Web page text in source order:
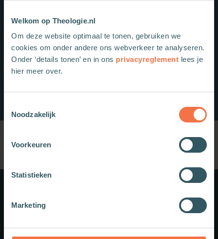
Welkom op Theologie.nl
Om deze website optimaal te tonen, gebruiken we
cookies om onder andere ons webverkeer te analyseren.
Onder ‘details tonen’ en in ons privacyreglement lees je
hier meer over.
Noodzakelijk
Voorkeuren
Statistieken
Marketing